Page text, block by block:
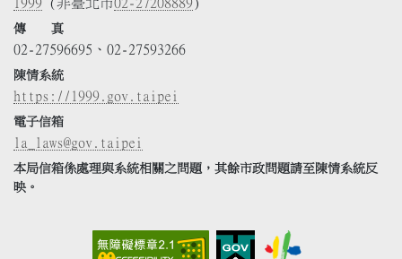
傳 真
02-27596695、02-27593266
陳情系統
https://1999.gov.taipei
電子信箱
la_laws@gov.taipei
本局信箱係處理與系統相關之問題，其餘市政問題請至陳情系統反
映。